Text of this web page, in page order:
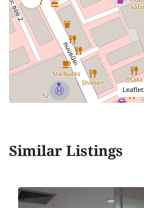
Leaflet
Similar Listings